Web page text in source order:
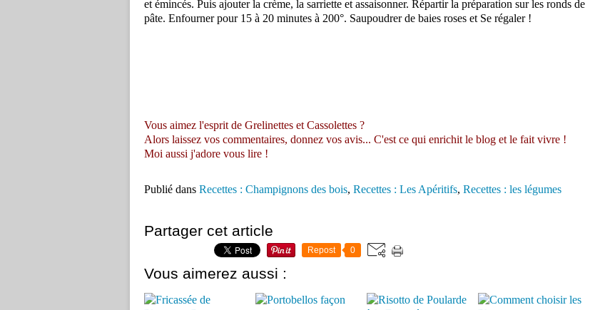
et émincés. Puis ajouter la crème, la sarriette et assaisonner. Répartir la préparation sur les ronds de
pâte. Enfourner pour 15 à 20 minutes à 200°. Saupoudrer de baies roses et Se régaler !
Vous aimez l'esprit de Grelinettes et Cassolettes ?
Alors laissez vos commentaires, donnez vos avis... C'est ce qui enrichit le blog et le fait vivre !
Moi aussi j'adore vous lire !
Publié dans Recettes : Champignons des bois, Recettes : Les Apéritifs, Recettes : les légumes
Partager cet article
Repost 0
Vous aimerez aussi :